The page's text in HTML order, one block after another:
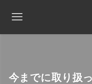
今までに取り扱